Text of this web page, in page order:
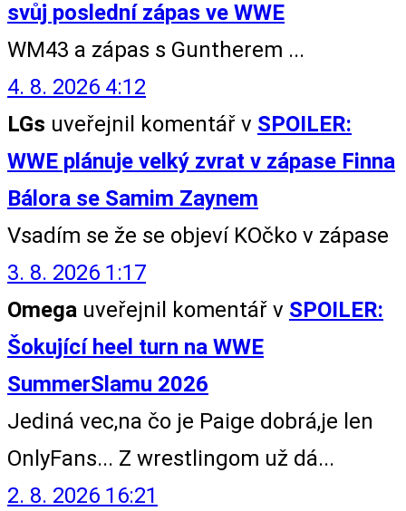
svůj poslední zápas ve WWE
WM43 a zápas s Guntherem ...
4. 8. 2026 4:12
LGs uveřejnil komentář v SPOILER:
WWE plánuje velký zvrat v zápase Finna
Bálora se Samim Zaynem
Vsadím se že se objeví KOčko v zápase
3. 8. 2026 1:17
Omega uveřejnil komentář v SPOILER:
Šokující heel turn na WWE
SummerSlamu 2026
Jediná vec,na čo je Paige dobrá,je len
OnlyFans... Z wrestlingom už dá...
2. 8. 2026 16:21